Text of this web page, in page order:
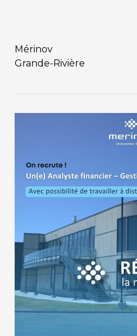
Mérinov
Grande-Rivière